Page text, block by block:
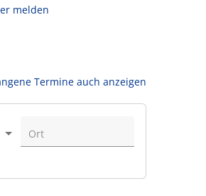
melden
Termine auch anzeigen